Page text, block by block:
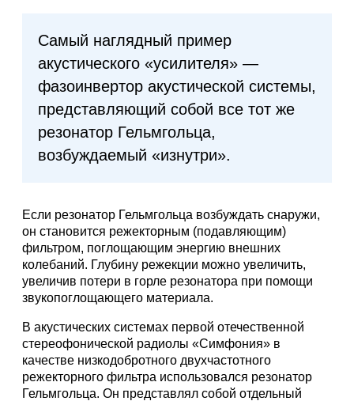
Самый наглядный пример
акустического «усилителя» —
фазоинвертор акустической системы,
представляющий собой все тот же
резонатор Гельмгольца,
возбуждаемый «изнутри».
Если резонатор Гельмгольца возбуждать снаружи,
он становится режекторным (подавляющим)
фильтром, поглощающим энергию внешних
колебаний. Глубину режекции можно увеличить,
увеличив потери в горле резонатора при помощи
звукопоглощающего материала.
В акустических системах первой отечественной
стереофонической радиолы «Симфония» в
качестве низкодобротного двухчастотного
режекторного фильтра использовался резонатор
Гельмгольца. Он представлял собой отдельный